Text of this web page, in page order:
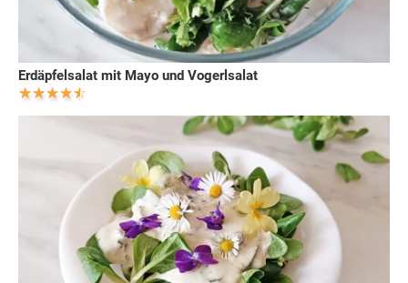
Erdäpfelsalat mit Mayo und Vogerlsalat